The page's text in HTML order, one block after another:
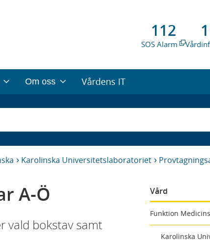
112
SOS Alarm
Om oss Vårdens IT
Karolinska Universitetslaboratoriet
Vård
Funktion
Karolinska
A-Ö
vald bokstav samt